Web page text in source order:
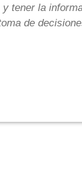
tener la
de